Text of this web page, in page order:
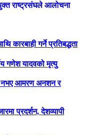
राष्ट्रसंघले आलोचना
कारबाही गर्ने प्रतिबद्धता
गणेश यादवको मृत्यु
नभए आमरण अनशन र
प्रदर्शन, देशव्यापी